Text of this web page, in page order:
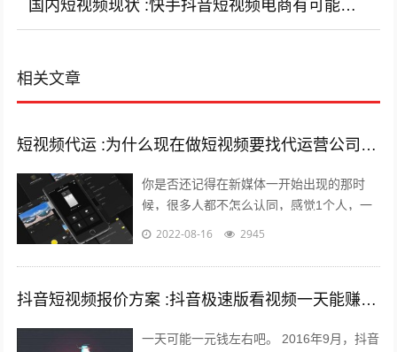
国内短视频现状 :快手抖音短视频电商有可能完全脱离大平台淘宝，甚至自成一派超越淘宝吗？
相关文章
短视频代运 :为什么现在做短视频要找代运营公司呢？
你是否还记得在新媒体一开始出现的那时
候，很多人都不怎么认同，感觉1个人，一
部手机，一台电脑，依靠这几样东西就能养
2022-08-16 2945
抖音短视频报价方案 :抖音极速版看视频一天能赚多少钱？
一天可能一元钱左右吧。 2016年9月，抖音